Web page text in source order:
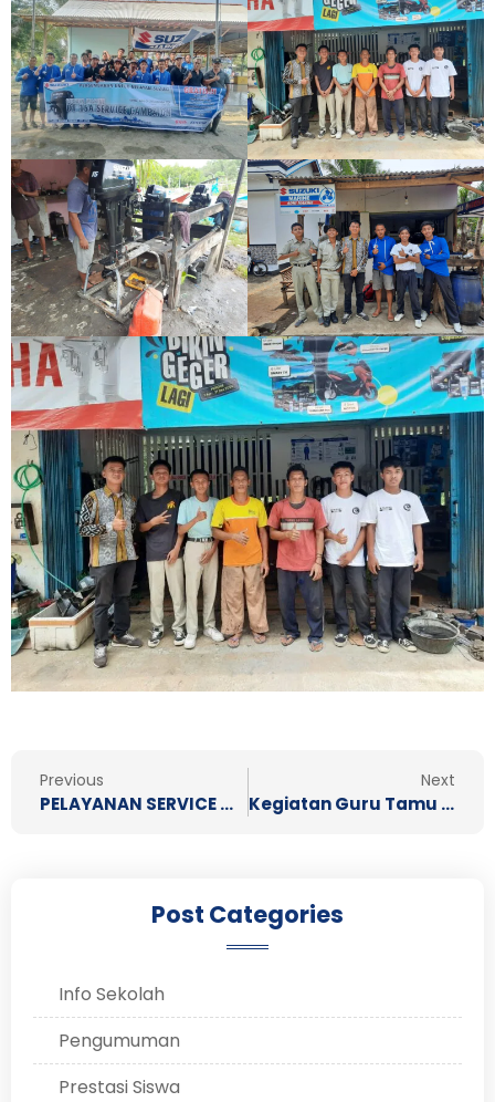
Prev
Previous
PELAYANAN SERVICE GRATIS BENGKEL RESMI KUBOTA SMK WIWOROTOMO PURWOKERTO KEPADA M …
Next
Kegiatan Guru Tamu Mada Wikri Tunggal di SMK Wiworotomo
Post Categories
Info Sekolah
Pengumuman
Prestasi Siswa